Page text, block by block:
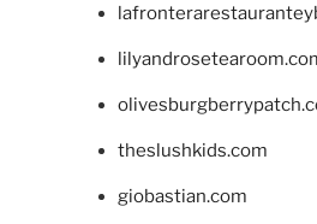
theslushkids.com
giobastian.com